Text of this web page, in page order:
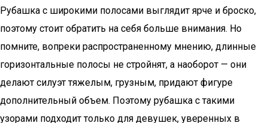
Рубашка с широкими полосами выглядит ярче и броско,
поэтому стоит обратить на себя больше внимания. Но
помните, вопреки распространенному мнению, длинные
горизонтальные полосы не стройнят, а наоборот — они
делают силуэт тяжелым, грузным, придают фигуре
дополнительный объем. Поэтому рубашка с такими
узорами подходит только для девушек, уверенных в